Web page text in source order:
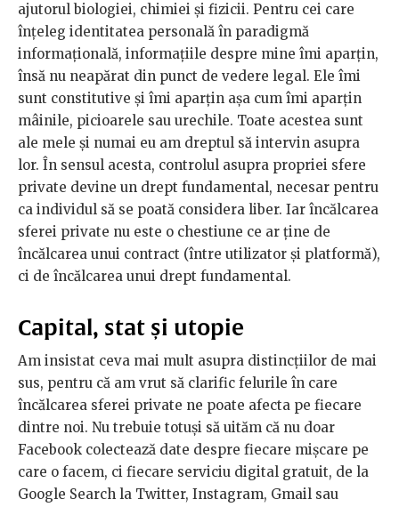
ajutorul biologiei, chimiei și fizicii. Pentru cei care
înțeleg identitatea personală în paradigmă
informațională, informațiile despre mine îmi aparțin,
însă nu neapărat din punct de vedere legal. Ele îmi
sunt constitutive și îmi aparțin așa cum îmi aparțin
mâinile, picioarele sau urechile. Toate acestea sunt
ale mele și numai eu am dreptul să intervin asupra
lor. În sensul acesta, controlul asupra propriei sfere
private devine un drept fundamental, necesar pentru
ca individul să se poată considera liber. Iar încălcarea
sferei private nu este o chestiune ce ar ține de
încălcarea unui contract (între utilizator și platformă),
ci de încălcarea unui drept fundamental.
Capital, stat și utopie
Am insistat ceva mai mult asupra distincțiilor de mai
sus, pentru că am vrut să clarific felurile în care
încălcarea sferei private ne poate afecta pe fiecare
dintre noi. Nu trebuie totuși să uităm că nu doar
Facebook colectează date despre fiecare mișcare pe
care o facem, ci fiecare serviciu digital gratuit, de la
Google Search la Twitter, Instagram, Gmail sau